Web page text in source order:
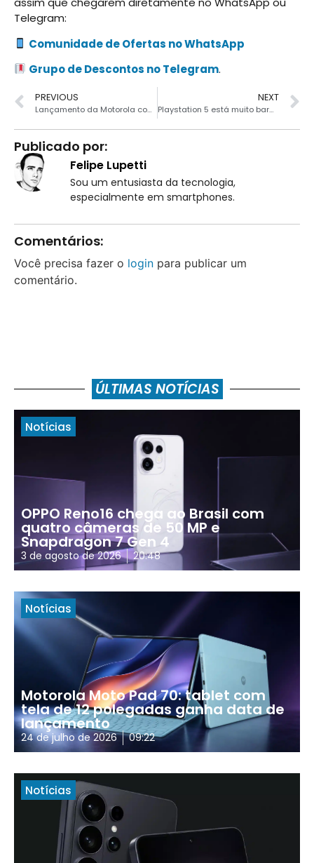
Telegram:
Comunidade de Ofertas no WhatsApp
Grupo de Descontos no Telegram.
PREVIOUS
Lançamento da Motorola com bateria gigante baixou de preço
NEXT
Playstation 5 está muito barato no Mercado Livre
Publicado por:
Felipe Lupetti
Sou um entusiasta da tecnologia,
especialmente em smartphones.
Comentários:
Você precisa fazer o login para publicar um
comentário.
ÚLTIMAS NOTÍCIAS
Notícias
OPPO Reno16 chega ao Brasil com
quatro câmeras de 50 MP e
Snapdragon 7 Gen 4
3 de agosto de 2026 20:48
Notícias
Motorola Moto Pad 70: tablet com
tela de 12 polegadas ganha data de
lançamento
24 de julho de 2026 09:22
Notícias